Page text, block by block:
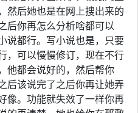
然后她也是在网上搜出来的
后你再怎么分析啥都可以
说都行。写小说也是，只要
，可以慢慢修订，现在不行
他都会说好的，然后帮你
后该说完了之后你再让她弄
像。功能就失效了一样你再